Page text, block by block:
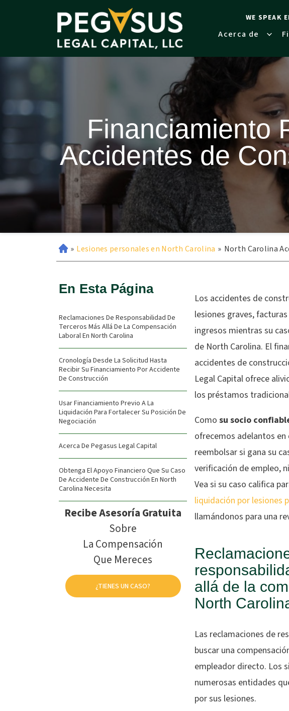
WE SPEAK
Acerca de
Financiamiento
Accidentes de
» Lesiones personales en North Carolina » North Carolina
En Esta Página
Reclamaciones De Responsabilidad De
Terceros Más Allá De La Compensación
Laboral En North Carolina
Cronología Desde La Solicitud Hasta
Recibir Su Financiamiento Por Accidente
De Construcción
Usar Financiamiento Previo A La
Liquidación Para Fortalecer Su Posición De
Negociación
Acerca De Pegasus Legal Capital
Obtenga El Apoyo Financiero Que Su Caso
De Accidente De Construcción En North
Carolina Necesita
Recibe Asesoría Gratuita
Sobre
La Compensación
Que Mereces
¿TIENES UN CASO?
Los accidentes de
lesiones graves,
ingresos mientras su
de North Carolina. El
accidentes de
Legal Capital ofrece
los préstamos
Como su socio
ofrecemos adelantos
reembolsar si gana su
verificación de empleo,
Vea si su caso califica
liquidación por lesiones
llamándonos para una
allá de la
North
Las reclamaciones de
buscar una
empleador directo. Los
numerosas entidades
por sus lesiones.